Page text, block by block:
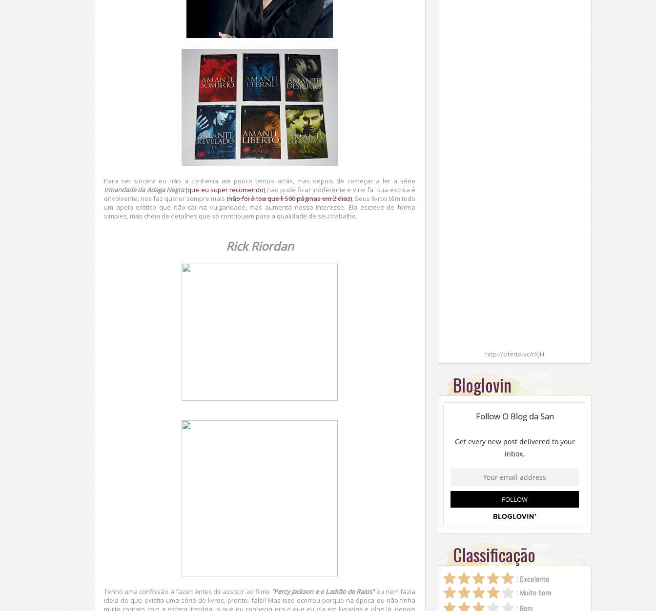
Para ser sincera eu não a conhecia até pouco tempo atrás, mas depois de começar a ler a série
Irmandade da Adaga Negra(que eu super recomendo)não pude ficar indiferente e virei fã. Sua escrita é
envolvente, nos faz querer sempre mais (não foi à toa que li 500 páginas em 2 dias). Seus livros têm todo
um apelo erótico que não cai na vulgaridade, mas aumenta nosso interesse. Ela escreve de forma
simples, mas cheia de detalhes que só contribuem para a qualidade de seu trabalho.
Rick Riordan
Tenho uma confissão a fazer: Antes de assistir ao filme "Percy Jackson e o Ladrão de Raios"eu nem fazia
ideia de que existia uma série de livros, pronto, falei! Mas isso ocorreu porque na época eu não tinha
muito contato com a esfera literária, o que eu conhecia era o que eu via em livrarias e olhe lá, depois
http://oferta.vc/rXJH
Bloglovin
Classificação